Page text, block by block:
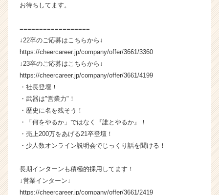
お待ちしてます。
==================
↓22卒のご応募はこちらから↓
https://cheercareer.jp/company/offer/3661/3360
↓23卒のご応募はこちらから↓
https://cheercareer.jp/company/offer/3661/4199
・社長登壇！
・武器は"営業力"！
・歴史に名を残そう！
・「何をやるか」ではなく『誰とやるか』！
・売上200万をあげる21卒登壇！
・少人数オンライン説明会でじっくり話を聞ける！
長期インターンも積極的採用してます！
↓営業インターン↓
https://cheercareer.jp/company/offer/3661/2419